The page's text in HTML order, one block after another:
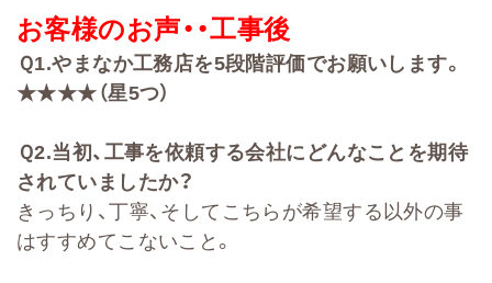
お客様のお声・・工事後
Ｑ1.やまなか工務店を5段階評価でお願いします。
★★★★（星5つ）
Ｑ2.当初、工事を依頼する会社にどんなことを期待
されていましたか？
きっちり、丁寧、そしてこちらが希望する以外の事
はすすめてこないこと。